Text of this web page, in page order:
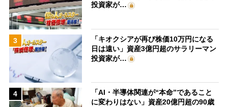
投資家が…
3
「キオクシアが再び株価10万円になる
日は遠い」資産3億円超のサラリーマン
投資家が…
4
「AI・半導体関連が“本命”であること
に変わりはない」資産20億円超の90歳